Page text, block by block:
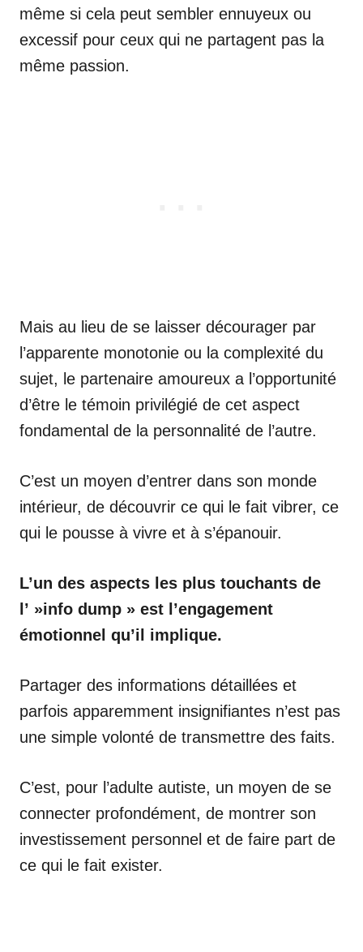
même si cela peut sembler ennuyeux ou
excessif pour ceux qui ne partagent pas la
même passion.
Mais au lieu de se laisser décourager par
l’apparente monotonie ou la complexité du
sujet, le partenaire amoureux a l’opportunité
d’être le témoin privilégié de cet aspect
fondamental de la personnalité de l’autre.
C’est un moyen d’entrer dans son monde
intérieur, de découvrir ce qui le fait vibrer, ce
qui le pousse à vivre et à s’épanouir.
L’un des aspects les plus touchants de
l’ »info dump » est l’engagement
émotionnel qu’il implique.
Partager des informations détaillées et
parfois apparemment insignifiantes n’est pas
une simple volonté de transmettre des faits.
C’est, pour l’adulte autiste, un moyen de se
connecter profondément, de montrer son
investissement personnel et de faire part de
ce qui le fait exister.